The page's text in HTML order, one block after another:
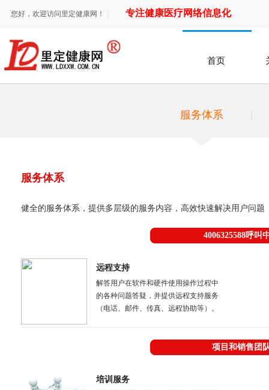
您好，欢迎访问里定健康网！ 专注健康医疗网络信息化
首页
服务体系
服务体系
健全的服务体系，提供多层级的服务内容，高效快速解决用户问题
4006325588呼
远程支持
解答用户在软件和硬件使用操作过程中
的各种问题答疑，并提供远程支持服务
（电话、邮件、传真、远程协助等）。
项目和销售团
培训服务